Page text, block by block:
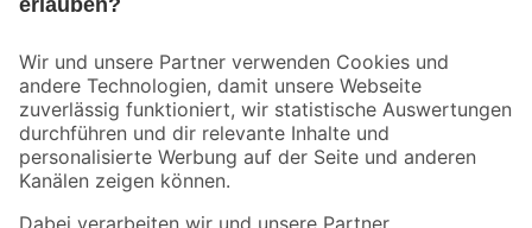
Der toom Newsletter: Keine Angebote und Aktionen mehr verpassen!
Zur Newsletter Anmeldung
Folge uns